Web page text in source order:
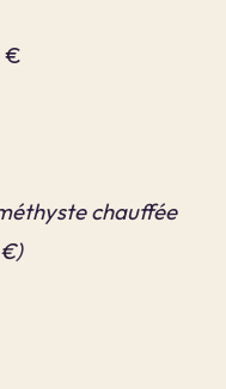
€
chauffée